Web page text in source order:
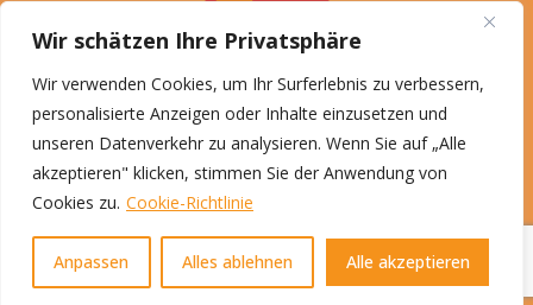
Wir schätzen Ihre Privatsphäre
Wir verwenden Cookies, um Ihr Surferlebnis zu verbessern,
personalisierte Anzeigen oder Inhalte einzusetzen und
unseren Datenverkehr zu analysieren. Wenn Sie auf „Alle
akzeptieren" klicken, stimmen Sie der Anwendung von
Cookies zu. Cookie-Richtlinie
Anpassen Alles ablehnen Alle akzeptieren
© Roswitha Schön, 2026
Impressum Datenschutz